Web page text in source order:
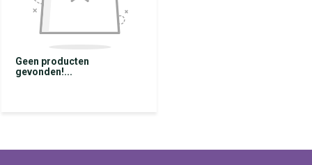
Geen producten
gevonden!...